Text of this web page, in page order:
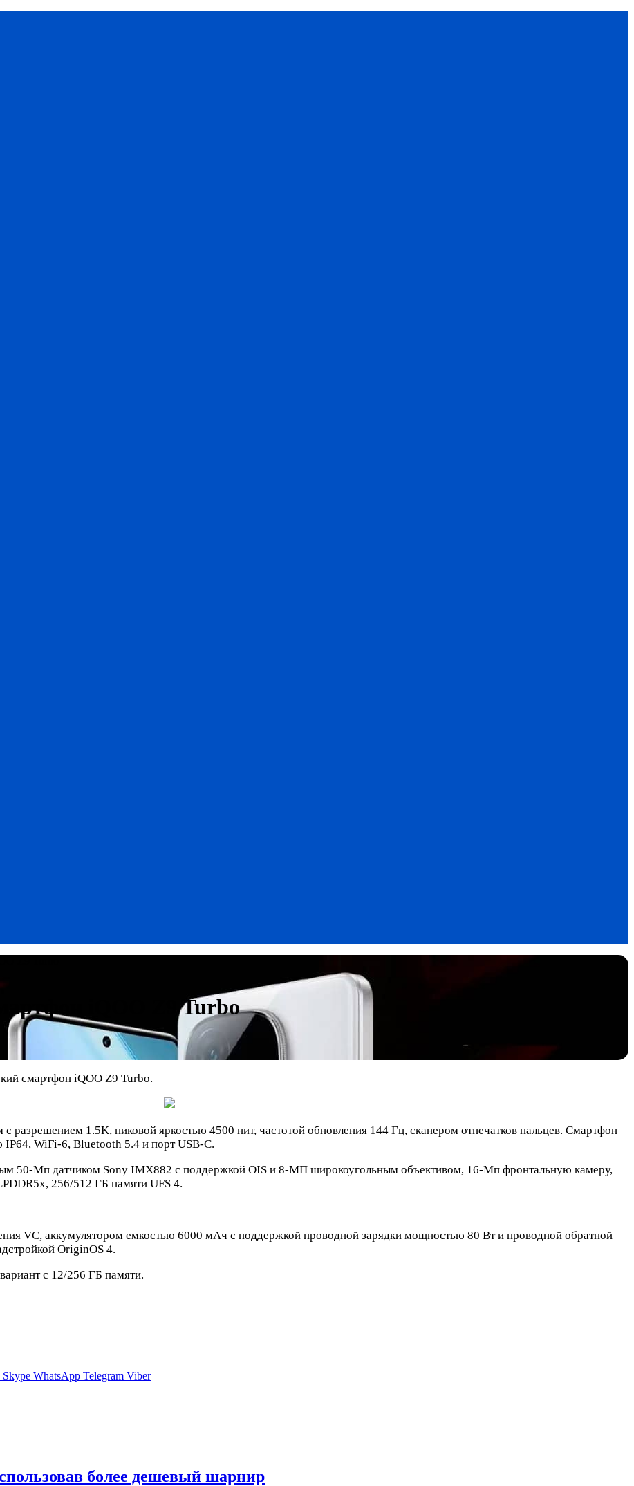
Z9 Turbo
iQOO Z9 Turbo
смартфон iQOO Z9 Turbo.
1.5K, пиковой яркостью 4500 нит, частотой обновления 144 Гц, сканером отпечатков пальцев. Смартфон
IP64, WiFi-6, Bluetooth 5.4 и порт USB-C.
50-Мп датчиком Sony IMX882 с поддержкой OIS и 8-МП широкоугольным объективом, 16-Мп фронтальную камеру,
256/512 ГБ памяти UFS 4.
VC, аккумулятором емкостью 6000 мАч с поддержкой проводной зарядки мощностью 80 Вт и проводной обратной
OriginOS 4.
c 12/256 ГБ памяти.
Skype WhatsApp Telegram Viber
более дешевый шарнир